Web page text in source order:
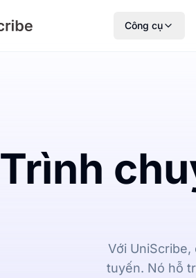
Công cụ
Trình
Với
tuyến. Nó hỗ